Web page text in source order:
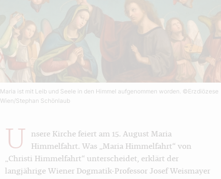
Maria ist mit Leib und Seele in den Himmel aufgenommen worden. ©Erzdiözese
Wien/Stephan Schönlaub
U
nsere Kirche feiert am 15. August Maria
Himmelfahrt. Was „Maria Himmelfahrt“ von
„Christi Himmelfahrt“ unterscheidet, erklärt der
langjährige Wiener Dogmatik-Professor Josef Weismayer